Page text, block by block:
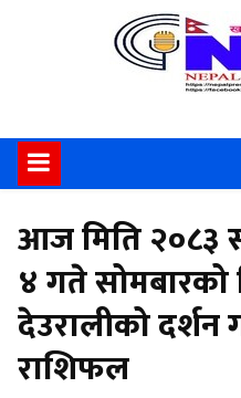
आज मिति २०८३
४ गते सोमबारको
देउरालीको
राशिफल